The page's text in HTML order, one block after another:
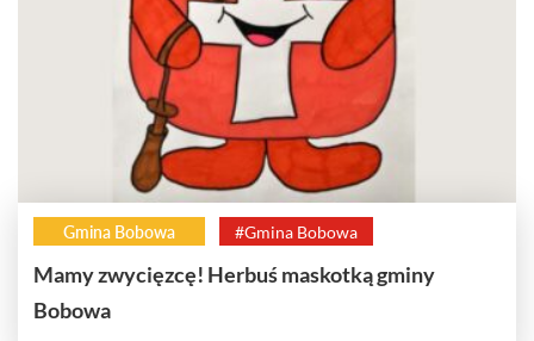
Gmina Bobowa #Gmina Bobowa
Mamy zwycięzcę! Herbuś maskotką gminy
Bobowa